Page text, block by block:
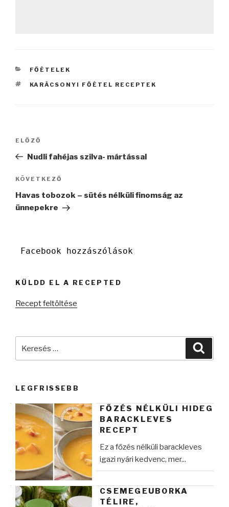
KATEGÓRIÁK
FŐÉTELEK
CÍMKÉK
KARÁCSONYI FŐÉTEL RECEPTEK
Bejegyzés
Korábbi
bejegyzés
ELŐZŐ
Nudli fahéjas szilva- mártással
Következő
bejegyzés
KÖVETKEZŐ
Havas tobozok – sütés nélküli finomság az
ünnepekre
Facebook hozzászólások
KÜLDD EL A RECEPTED
Recept feltöltése
LEGFRISSEBB
FŐZÉS NÉLKÜLI HIDEG
BARACKLEVES
RECEPT
Ez a főzés nélküli barackleves
igazi nyári kedvenc, mer...
CSEMEGEUBORKA
TÉLIRE,